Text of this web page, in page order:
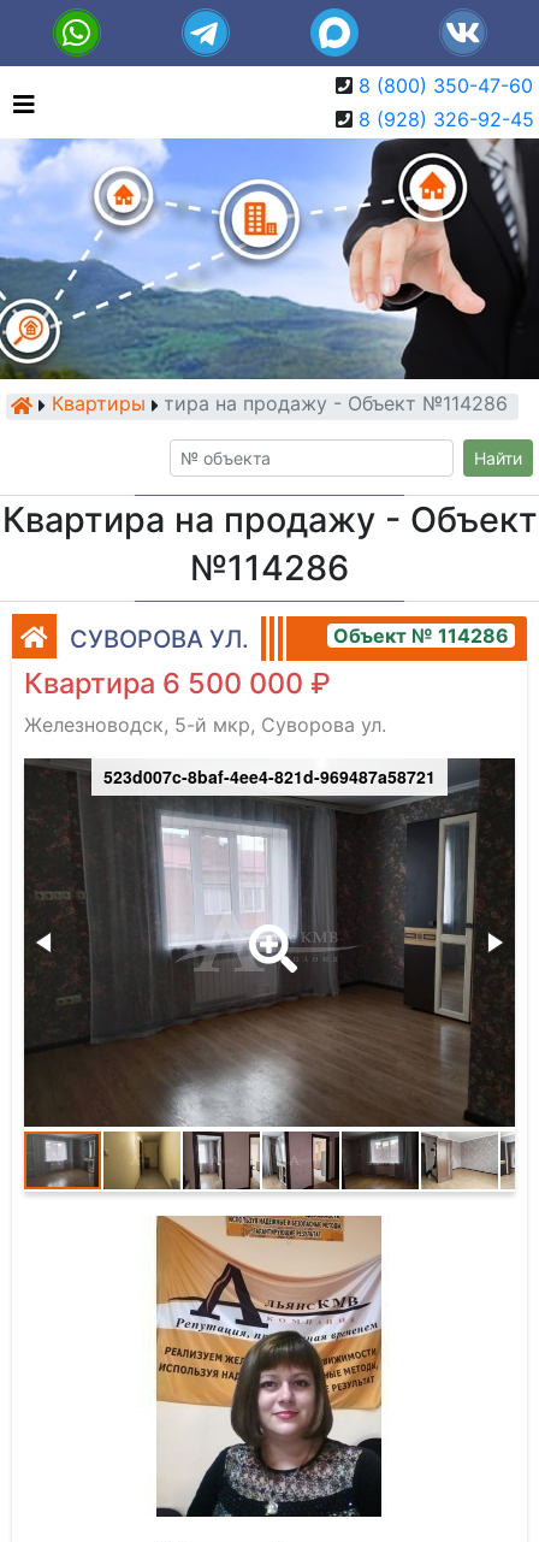
8 (800) 350-47-60
8 (928) 326-92-45
КвартирыКвартира на продажу - Объект №114286
Найти
Квартира на продажу - Объект
№114286
СУВОРОВА УЛ. Объект № 114286
Квартира 6 500 000 ₽
Железноводск, 5-й мкр, Суворова ул.
523d007c-8baf-4ee4-821d-969487a58721